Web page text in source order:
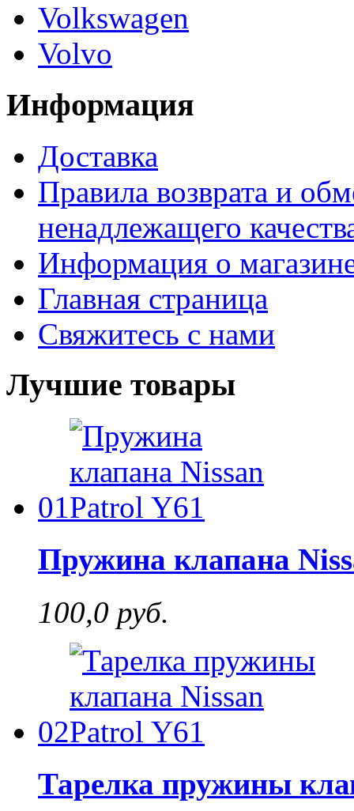
Volkswagen
Volvo
Информация
Доставка
Правила возврата и
ненадлежащего
Информация о
Главная страница
Свяжитесь с нами
Лучшие товары
01
Пружина клапана
100,0 руб.
02
Тарелка пружины